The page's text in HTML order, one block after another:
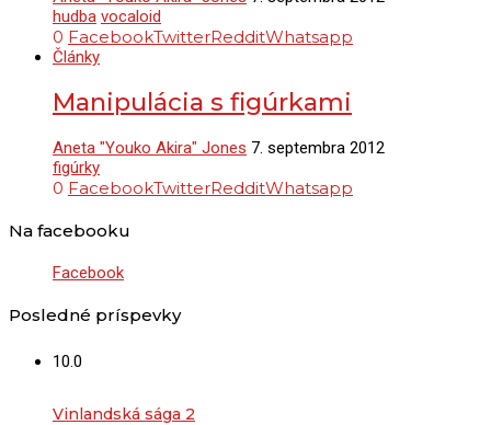
hudba vocaloid
0 FacebookTwitterRedditWhatsapp
Články
Manipulácia s figúrkami
Aneta "Youko Akira" Jones 7. septembra 2012
figúrky
0 FacebookTwitterRedditWhatsapp
Na facebooku
Facebook
Posledné príspevky
10.0
Vinlandská sága 2